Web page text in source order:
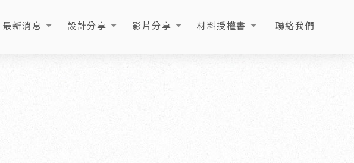
最新消息 設計分享 影片分享 材料授權書 聯絡我們